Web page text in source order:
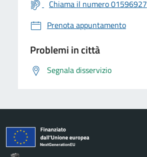
Chiama il numero 01596927
Prenota appuntamento
Problemi in città
Segnala disservizio